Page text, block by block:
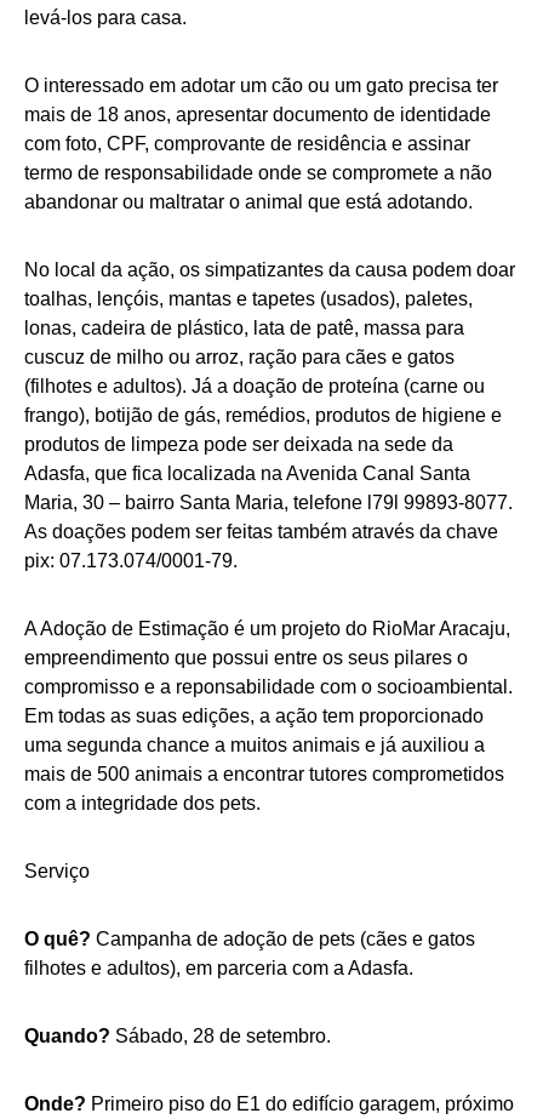
levá-los para casa.
O interessado em adotar um cão ou um gato precisa ter
mais de 18 anos, apresentar documento de identidade
com foto, CPF, comprovante de residência e assinar
termo de responsabilidade onde se compromete a não
abandonar ou maltratar o animal que está adotando.
No local da ação, os simpatizantes da causa podem doar
toalhas, lençóis, mantas e tapetes (usados), paletes,
lonas, cadeira de plástico, lata de patê, massa para
cuscuz de milho ou arroz, ração para cães e gatos
(filhotes e adultos). Já a doação de proteína (carne ou
frango), botijão de gás, remédios, produtos de higiene e
produtos de limpeza pode ser deixada na sede da
Adasfa, que fica localizada na Avenida Canal Santa
Maria, 30 – bairro Santa Maria, telefone l79l 99893-8077.
As doações podem ser feitas também através da chave
pix: 07.173.074/0001-79.
A Adoção de Estimação é um projeto do RioMar Aracaju,
empreendimento que possui entre os seus pilares o
compromisso e a reponsabilidade com o socioambiental.
Em todas as suas edições, a ação tem proporcionado
uma segunda chance a muitos animais e já auxiliou a
mais de 500 animais a encontrar tutores comprometidos
com a integridade dos pets.
Serviço
O quê? Campanha de adoção de pets (cães e gatos
filhotes e adultos), em parceria com a Adasfa.
Quando? Sábado, 28 de setembro.
Onde? Primeiro piso do E1 do edifício garagem, próximo